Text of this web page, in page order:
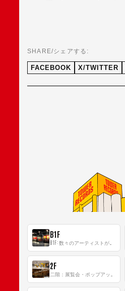
SHARE/シェアする:
FACEBOOK X/TWITTER
B1F
2F